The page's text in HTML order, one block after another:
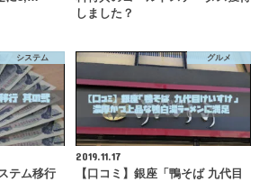
しました？
システム
テム移行
グルメ
2019.11.17
【口コミ】銀座「鴨そば 九代目